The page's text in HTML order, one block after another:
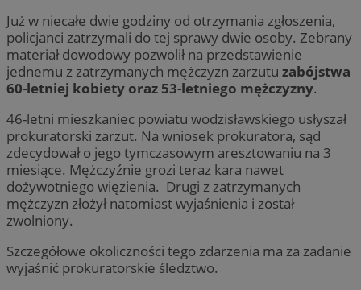
Już w niecałe dwie godziny od otrzymania zgłoszenia,
policjanci zatrzymali do tej sprawy dwie osoby. Zebrany
materiał dowodowy pozwolił na przedstawienie
jednemu z zatrzymanych mężczyzn zarzutu zabójstwa
60-letniej kobiety oraz 53-letniego mężczyzny.
46-letni mieszkaniec powiatu wodzisławskiego usłyszał
prokuratorski zarzut. Na wniosek prokuratora, sąd
zdecydował o jego tymczasowym aresztowaniu na 3
miesiące. Mężczyźnie grozi teraz kara nawet
dożywotniego więzienia. Drugi z zatrzymanych
mężczyzn złożył natomiast wyjaśnienia i został
zwolniony.
Szczegółowe okoliczności tego zdarzenia ma za zadanie
wyjaśnić prokuratorskie śledztwo.